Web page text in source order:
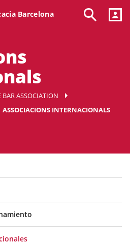
Barcelona
BAR ASSOCIATION
ASSOCIACIONS INTERNACIONALS